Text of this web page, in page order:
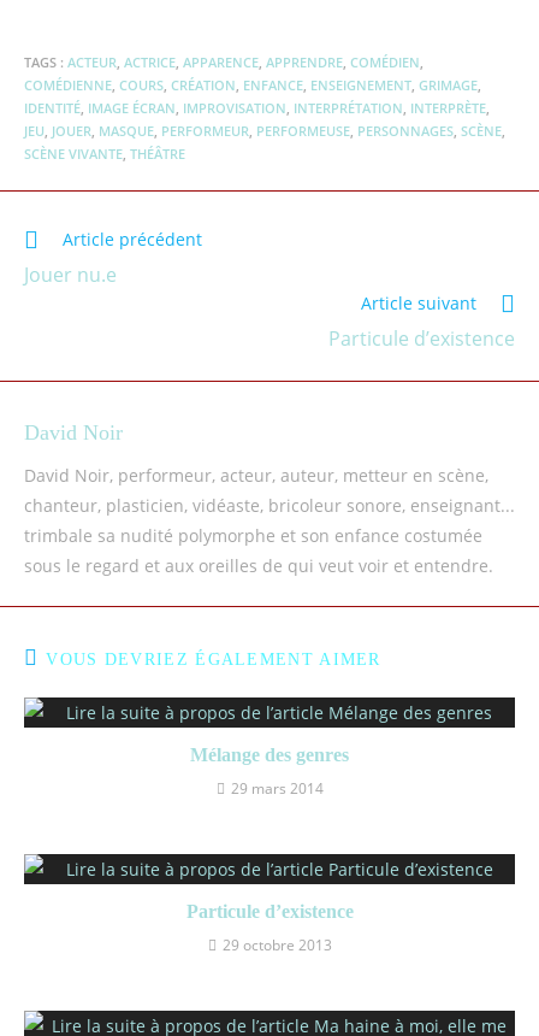
TAGS : ACTEUR, ACTRICE, APPARENCE, APPRENDRE, COMÉDIEN,
COMÉDIENNE, COURS, CRÉATION, ENFANCE, ENSEIGNEMENT, GRIMAGE,
IDENTITÉ, IMAGE ÉCRAN, IMPROVISATION, INTERPRÉTATION, INTERPRÈTE,
JEU, JOUER, MASQUE, PERFORMEUR, PERFORMEUSE, PERSONNAGES, SCÈNE,
SCÈNE VIVANTE, THÉÂTRE
Article précédent
Jouer nu.e
Article suivant
Particule d’existence
David Noir
David Noir, performeur, acteur, auteur, metteur en scène,
chanteur, plasticien, vidéaste, bricoleur sonore, enseignant...
trimbale sa nudité polymorphe et son enfance costumée
sous le regard et aux oreilles de qui veut voir et entendre.
VOUS DEVRIEZ ÉGALEMENT AIMER
Mélange des genres
29 mars 2014
Particule d’existence
29 octobre 2013